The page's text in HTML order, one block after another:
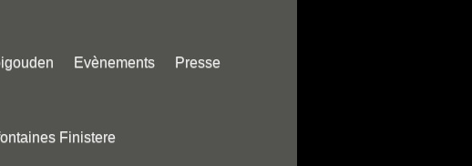
Evènements Presse
Finistere